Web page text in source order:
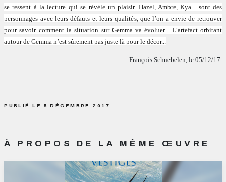
se ressent à la lecture qui se révèle un plaisir. Hazel, Ambre, Kya... sont des
personnages avec leurs défauts et leurs qualités, que l’on a envie de retrouver
pour savoir comment la situation sur Gemma va évoluer... L’artefact orbitant
autour de Gemma n’est sûrement pas juste là pour le décor...
- François Schnebelen, le 05/12/17
PUBLIÉ LE 5 DÉCEMBRE 2017
À PROPOS DE LA MÊME ŒUVRE